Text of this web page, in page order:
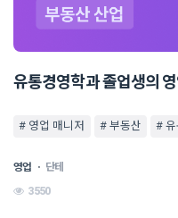
유통경영학과 졸업생의
# 영업 매니저 # 부동산 #
영업 ㆍ 단테
3550